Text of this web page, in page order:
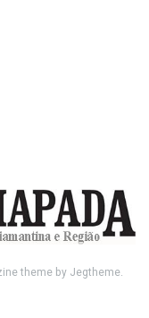
theme by Jegtheme.